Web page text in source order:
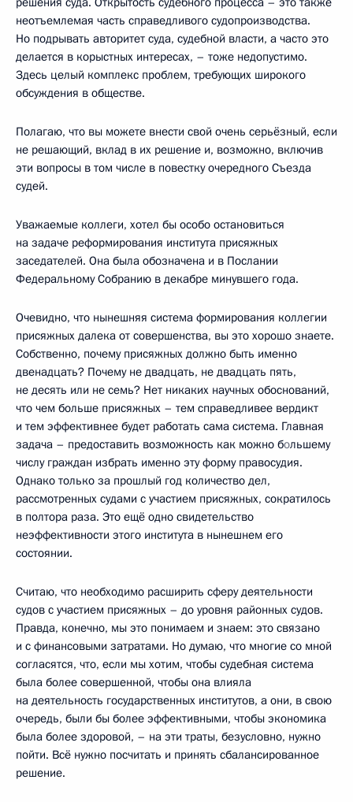
неотъемлемая часть справедливого судопроизводства.
Но подрывать авторитет суда, судебной власти, а часто это
делается в корыстных интересах, – тоже недопустимо.
Здесь целый комплекс проблем, требующих широкого
обсуждения в обществе.
Полагаю, что вы можете внести свой очень серьёзный, если
не решающий, вклад в их решение и, возможно, включив
эти вопросы в том числе в повестку очередного Съезда
судей.
Уважаемые коллеги, хотел бы особо остановиться
на задаче реформирования института присяжных
заседателей. Она была обозначена и в Послании
Федеральному Собранию в декабре минувшего года.
Очевидно, что нынешняя система формирования коллегии
присяжных далека от совершенства, вы это хорошо знаете.
Собственно, почему присяжных должно быть именно
двенадцать? Почему не двадцать, не двадцать пять,
не десять или не семь? Нет никаких научных обоснований,
что чем больше присяжных – тем справедливее вердикт
и тем эффективнее будет работать сама система. Главная
задача – предоставить возможность как можно большему
числу граждан избрать именно эту форму правосудия.
Однако только за прошлый год количество дел,
рассмотренных судами с участием присяжных, сократилось
в полтора раза. Это ещё одно свидетельство
неэффективности этого института в нынешнем его
состоянии.
Считаю, что необходимо расширить сферу деятельности
судов с участием присяжных – до уровня районных судов.
Правда, конечно, мы это понимаем и знаем: это связано
и с финансовыми затратами. Но думаю, что многие со мной
согласятся, что, если мы хотим, чтобы судебная система
была более совершенной, чтобы она влияла
на деятельность государственных институтов, а они, в свою
очередь, были бы более эффективными, чтобы экономика
была более здоровой, – на эти траты, безусловно, нужно
пойти. Всё нужно посчитать и принять сбалансированное
решение.